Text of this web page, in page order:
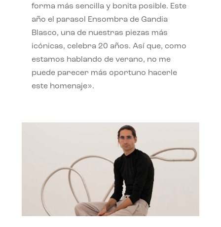
forma más sencilla y bonita posible. Este
año el parasol Ensombra de Gandia
Blasco, una de nuestras piezas más
icónicas, celebra 20 años. Así que, como
estamos hablando de verano, no me
puede parecer más oportuno hacerle
este homenaje».